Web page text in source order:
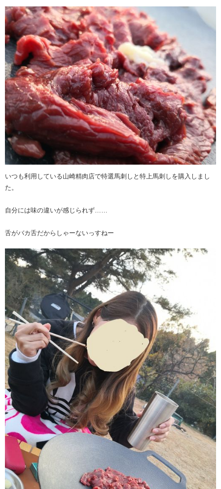
いつも利用している山崎精肉店で特選馬刺しと特上馬刺しを購入しまし
た。
自分には味の違いが感じられず……
舌がバカ舌だからしゃーないっすねー